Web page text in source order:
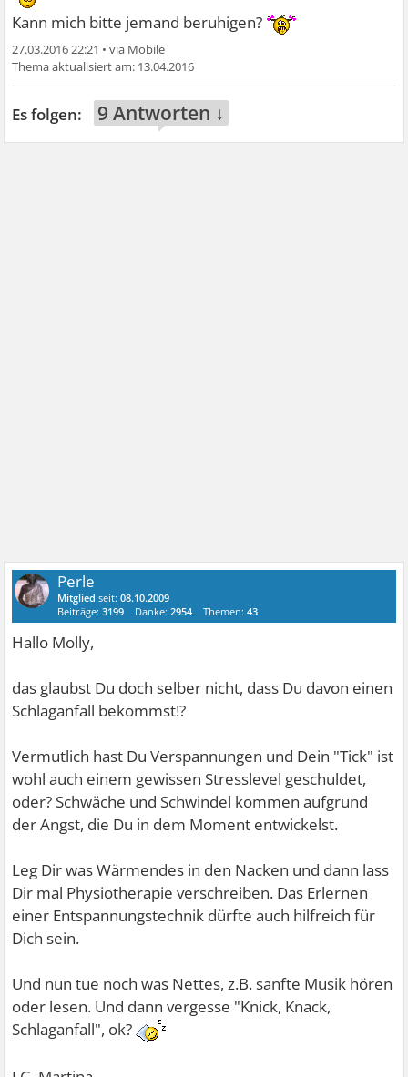
Kann mich bitte jemand beruhigen?
27.03.2016 22:21 •
13.04.2016
9 Antworten ↓
Perle
Mitglied seit:08.10.2009
Beiträge:3199 Danke:2954 Themen:43
Hallo Molly,
das glaubst Du doch selber nicht, dass Du davon einen
Schlaganfall bekommst!?
Vermutlich hast Du Verspannungen und Dein "Tick" ist
wohl auch einem gewissen Stresslevel geschuldet,
oder? Schwäche und Schwindel kommen aufgrund
der Angst, die Du in dem Moment entwickelst.
Leg Dir was Wärmendes in den Nacken und dann lass
Dir mal Physiotherapie verschreiben. Das Erlernen
einer Entspannungstechnik dürfte auch hilfreich für
Dich sein.
Und nun tue noch was Nettes, z.B. sanfte Musik hören
oder lesen. Und dann vergesse "Knick, Knack,
Schlaganfall", ok?